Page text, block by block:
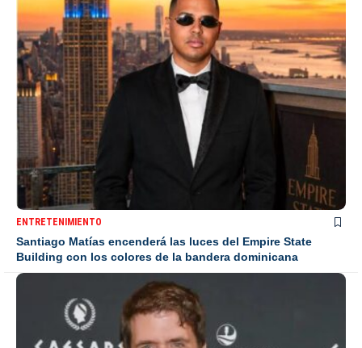
ENTRETENIMIENTO
Santiago Matías encenderá las luces del Empire State
Building con los colores de la bandera dominicana